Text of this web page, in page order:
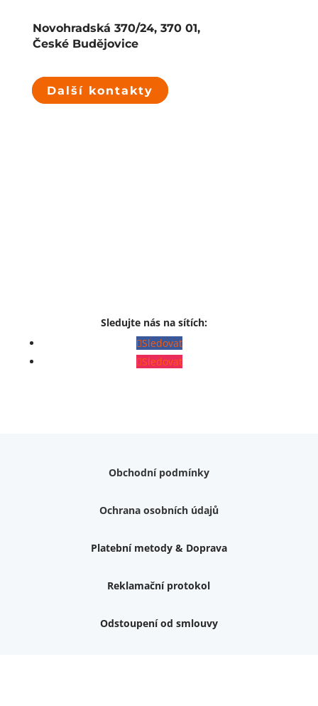
Novohradská 370/24, 370 01,
České Budějovice
Další kontakty
Sledujte nás na sítích:
Sledovat
Sledovat
Obchodní podmínky
Ochrana osobních údajů
Platební metody & Doprava
Reklamační protokol
Odstoupení od smlouvy